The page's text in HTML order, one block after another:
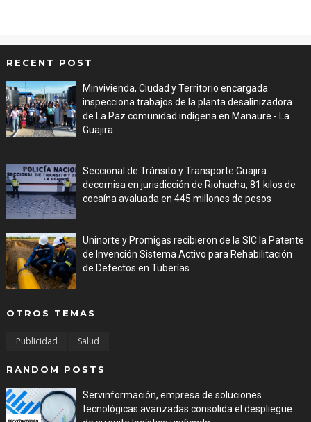
RECENT POST
Minvivienda, Ciudad y Territorio encargada
inspecciona trabajos de la planta desalinizadora
de La Paz comunidad indígena en Manaure - La
Guajira
Seccional de Tránsito y Transporte Guajira
decomisa en jurisdicción de Riohacha, 81 kilos de
cocaína avaluada en 445 millones de pesos
Uninorte y Promigas recibieron de la SIC la Patente
de Invención Sistema Activo para Rehabilitación
de Defectos en Tuberías
OTROS TEMAS
Publicidad Salud
RANDOM POSTS
Servinformación, empresa de soluciones
tecnológicas avanzadas consolida el despliegue